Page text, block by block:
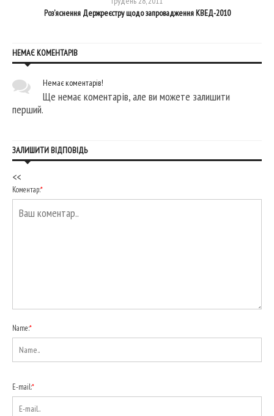
Роз’яснення Держреєстру щодо запровадження КВЕД-2010
НЕМАЄ КОМЕНТАРІВ
Немає коментарів!
Ще немає коментарів, але ви можете залишити
перший.
ЗАЛИШИТИ ВІДПОВІДЬ
<<
Коментар:*
Name:*
E-mail:*